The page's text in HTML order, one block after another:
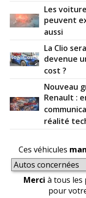
Les
peuvent
aussi
La Clio
devenue
cost ?
Nouveau
Renault :
réalité
Ces véhicules
Merci à tous
pour